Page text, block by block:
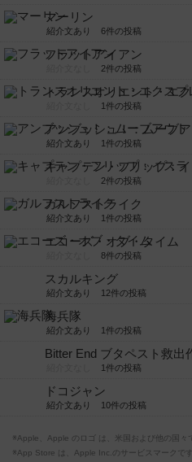
マーリン
紹介文あり 6件の投稿
フラットアイアン
2件の投稿
トランスオリエント・エ
1件の投稿
アンブッシュ！：ムーブア
紹介文あり 1件の投稿
キャプテン・フリップ：
2件の投稿
ガルフストライク
紹介文あり 1件の投稿
エコーズ・オブ・タイム
8件の投稿
スカルキング
紹介文あり 12件の投稿
海兵隊
紹介文あり 1件の投稿
Bitter End ブタペスト救出
1件の投稿
ドコジャン
紹介文あり 10件の投稿
※Apple、Apple のロゴ は、米国および他の国々
※App Store は、Apple Inc.のサービスマークです